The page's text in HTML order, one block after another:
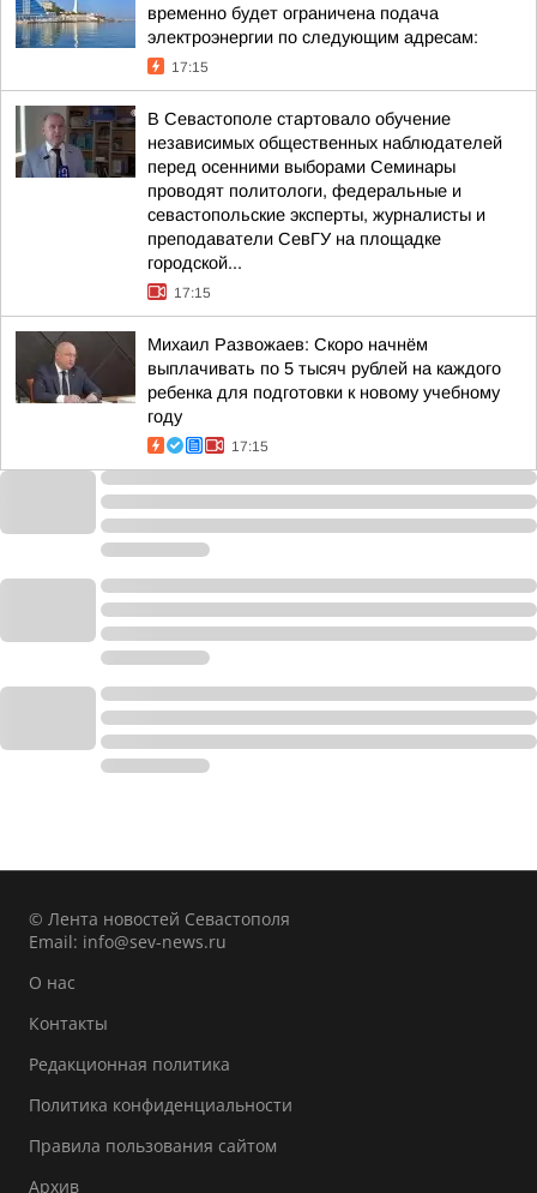
временно будет ограничена подача
электроэнергии по следующим адресам:
17:15
В Севастополе стартовало обучение
независимых общественных наблюдателей
перед осенними выборами Семинары
проводят политологи, федеральные и
севастопольские эксперты, журналисты и
преподаватели СевГУ на площадке
городской...
17:15
Михаил Развожаев: Скоро начнём
выплачивать по 5 тысяч рублей на каждого
ребенка для подготовки к новому учебному
году
17:15
© Лента новостей Севастополя
Email: info@sev-news.ru
О нас
Контакты
Редакционная политика
Политика конфиденциальности
Правила пользования сайтом
Архив